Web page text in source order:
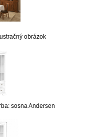
obrázok
sosna Andersen